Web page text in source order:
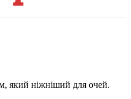
який ніжніший для очей.